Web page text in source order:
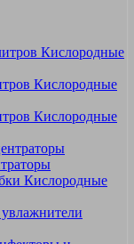
Кислородные
Кислородные
Кислородные
Кислородные